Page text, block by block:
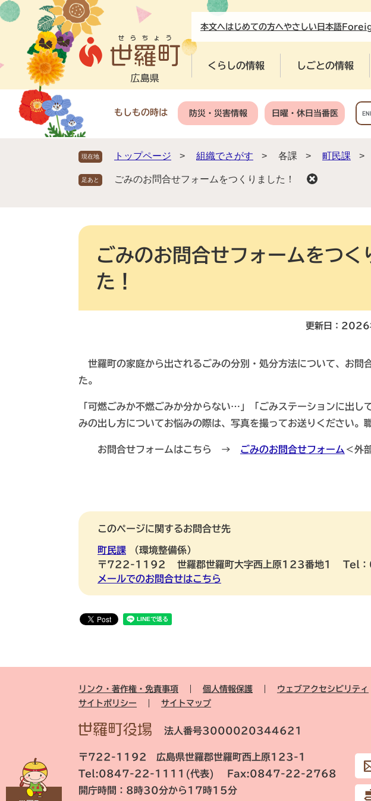
ペ
ー
先
メ
ニ
を
本文へはじめての方へやさしい日本語
くらしの情報 しごとの情報
もしもの時は 防災・災害情報 日曜・休日当番医
G
o
ム
現在地 トップページ > 組織でさがす > 各課 > 町民課 >
ごみのお問合せフォームをつくりました！
本
ごみのお問合せフォームをつく
た！
更新日：2026
世羅町の家庭から出されるごみの分別・処分方法について、お問
た。
「可燃ごみか不燃ごみか分からない…」「ごみステーションに出
みの出し方についてお悩みの際は、写真を撮ってお送りください。
お問合せフォームはこちら → ごみのお問合せフォーム ＜外
このページに関するお問合せ先
町民課
環境整備係
〒722-1192
世羅郡世羅町大字西上原123番地1
Tel
メールでのお問合せはこちら
リンク・著作権・免責事項 個人情報保護
ウェブアクセシビリティ
サイトポリシー
サイトマップ
法人番号3000020344621
〒722-1192 広島県世羅郡世羅町西上原123-1
Tel:0847-22-1111(代表) Fax:0847-22-2768
開庁時間：8時30分から17時15分